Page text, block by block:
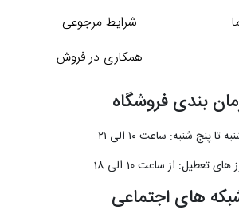
شرایط مرجوعی
همکاری در فروش
بندی فروشگاه
تا پنج شنبه: ساعت ۱۰ الی ۲۱
های تعطیل: از ساعت 10 الی 18
های اجتماعی